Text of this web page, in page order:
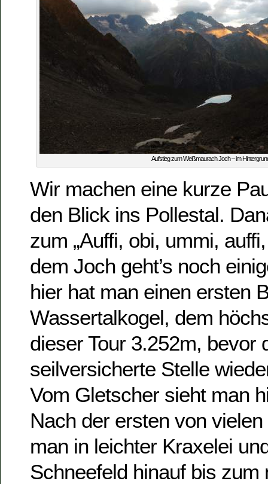
Aufstieg zum Weißmaurach Joch – im
Wir machen eine kurze
den Blick ins Pollestal.
zum „Auffi, obi, ummi,
dem Joch geht’s noch
hier hat man einen ersten
Wassertalkogel, dem
dieser Tour 3.252m, bevor
seilversicherte Stelle
Vom Gletscher sieht man
Nach der ersten von
man in leichter Kraxelei
Schneefeld hinauf bis zum